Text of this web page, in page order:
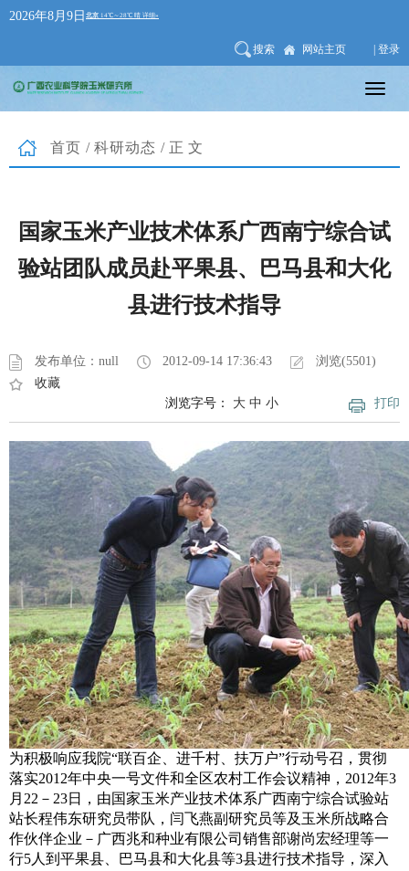
2026年8月9日
搜索 网站主页 | 登录
首页 / 科研动态 /正文
国家玉米产业技术体系广西南宁综合试
验站团队成员赴平果县、巴马县和大化
县进行技术指导
发布单位：null 2012-09-14 17:36:43
浏览(5501)
收藏
打印
浏览字号： 大 中 小
为积极响应我院“联百企、进千村、扶万户”行动号召，贯彻
落实2012年中央一号文件和全区农村工作会议精神， 2012年3
月 22 － 23日，由国家玉米产业技术体系广西南宁综合试验站
站长程伟东研究员带队，闫飞燕副研究员等及玉米所战略合
作伙伴企业－广西兆和种业有限公司销售部谢尚宏经理等一
行5人到平果县、巴马县和大化县等3县进行技术指导，深入